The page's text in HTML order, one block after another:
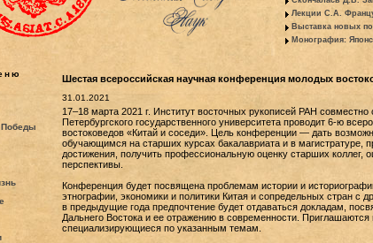
Лекции С.А.
Выставка новых
Монография:
Победы
Шестая всероссийская научная конференция молодых
31.01.2021
17–18 марта 2021 г. Институт восточных рукописей РАН
Петербургского государственного университета проводит 6-ю
востоковедов «Китай и соседи». Цель конференции — дать
обучающимся на старших курсах бакалавриата и в магистратуре,
достижения, получить профессиональную оценку старших коллег,
перспективы.
Конференция будет посвящена проблемам истории и
этнографии, экономики и политики Китая и сопредельных стран с
в предыдущие года предпочтение будет отдаваться докладам,
Дальнего Востока и ее отражению в современности. Приглашаются
специализирующиеся по указанным темам.